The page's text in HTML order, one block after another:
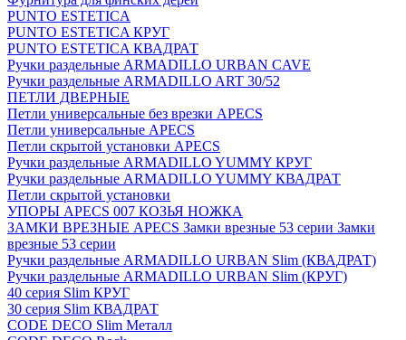
PUNTO ESTETICA
PUNTO ESTETICA КРУГ
PUNTO ESTETICA КВАДРАТ
Ручки раздельные ARMADILLO URBAN CAVE
Ручки раздельные ARMADILLO ART 30/52
ПЕТЛИ ДВЕРНЫЕ
Петли универсальные без врезки APECS
Петли универсальные APECS
Петли скрытой установки APECS
Ручки раздельные ARMADILLO YUMMY КРУГ
Ручки раздельные ARMADILLO YUMMY КВАДРАТ
Петли скрытой установки
УПОРЫ APECS 007 КОЗЬЯ НОЖКА
ЗАМКИ ВРЕЗНЫЕ APECS Замки врезные 53 серии Замки
врезные 53 серии
Ручки раздельные ARMADILLO URBAN Slim (КВАДРАТ)
Ручки раздельные ARMADILLO URBAN Slim (КРУГ)
40 серия Slim КРУГ
30 серия Slim КВАДРАТ
CODE DECO Slim Металл